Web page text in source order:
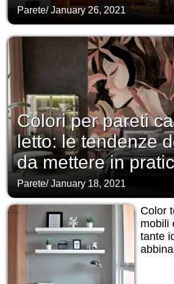
Parete/January 26, 2021
Colori per pareti
letto: le tendenze
da mettere in
Parete/January 18, 2021
Color
mobili
tante